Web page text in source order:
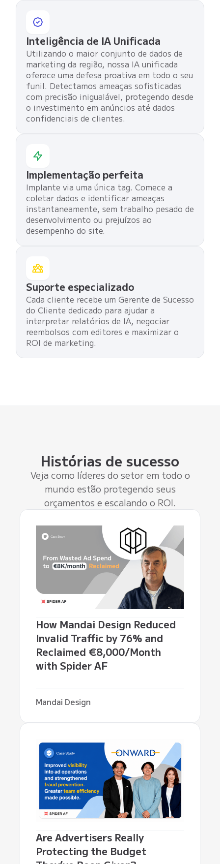
Inteligência de IA Unificada
Utilizando o maior conjunto de dados de
marketing da região, nossa IA unificada
oferece uma defesa proativa em todo o seu
funil. Detectamos ameaças sofisticadas
com precisão inigualável, protegendo desde
o investimento em anúncios até dados
confidenciais de clientes.
Implementação perfeita
Implante via uma única tag. Comece a
coletar dados e identificar ameaças
instantaneamente, sem trabalho pesado de
desenvolvimento ou prejuízos ao
desempenho do site.
Suporte especializado
Cada cliente recebe um Gerente de Sucesso
do Cliente dedicado para ajudar a
interpretar relatórios de IA, negociar
reembolsos com editores e maximizar o
ROI de marketing.
Histórias de sucesso
Veja como líderes do setor em todo o
mundo estão protegendo seus
orçamentos e escalando o ROI.
How Mandai Design Reduced
Invalid Traffic by 76% and
Reclaimed €8,000/Month
with Spider AF
Mandai Design
Are Advertisers Really
Protecting the Budget